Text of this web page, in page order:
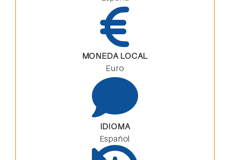
MONEDA LOCAL
Euro
IDIOMA
Español